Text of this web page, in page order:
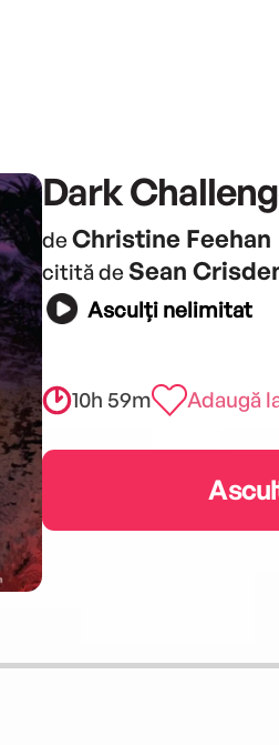
Dark
de Christine Feehan
citită de Sean
Asculți nelimitat
10h 59m Adaugă